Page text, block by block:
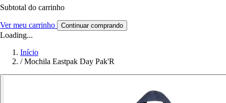
Subtotal do carrinho
Ver meu carrinho Continuar comprando
Loading...
Início
/ Mochila Eastpak Day Pak'R